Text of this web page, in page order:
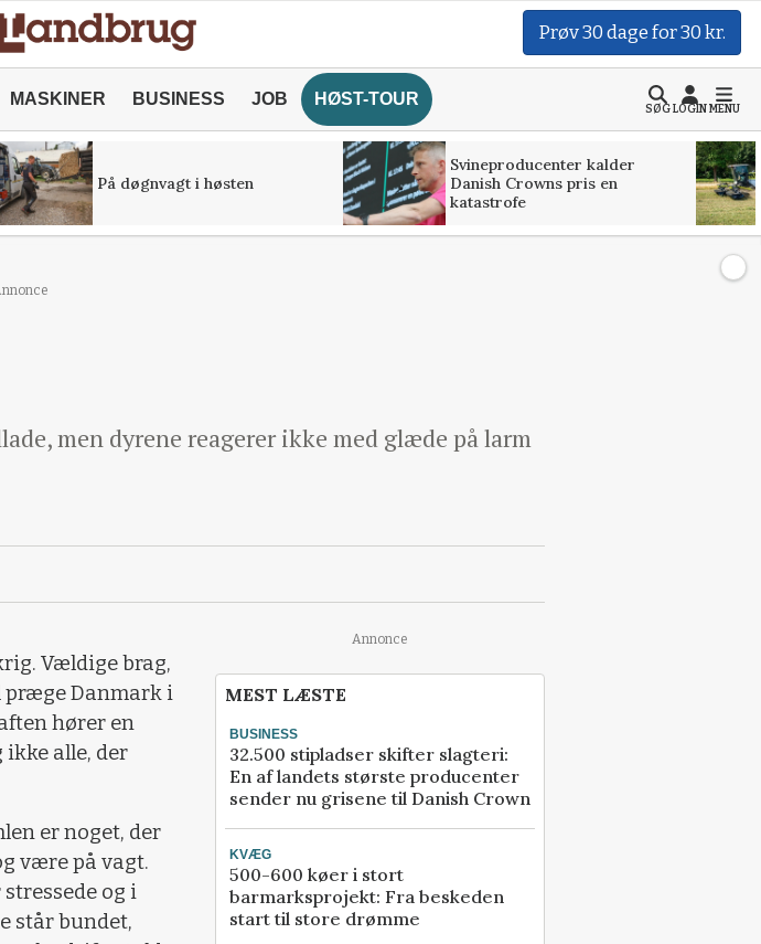
Prøv 30 dage for 30 kr.
MASKINER BUSINESS JOB HØST-TOUR
SØGLOGINMENU
På døgnvagt i høsten
Svineproducenter kalder
Danish Crowns pris en
katastrofe
men dyrene reagerer ikke med glæde på larm
Vældige brag,
præge Danmark i
hører en
ikke alle, der
er noget, der
være på vagt.
og i
står bundet,
Annonce
MEST LÆSTE
BUSINESS
32.500 stipladser skifter slagteri:
En af landets største producenter
sender nu grisene til Danish Crown
KVÆG
500-600 køer i stort
barmarksprojekt: Fra beskeden
start til store drømme